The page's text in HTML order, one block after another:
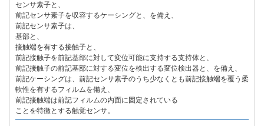
センサ素子と、
前記センサ素子を収容するケーシングと、を備え、
前記センサ素子は、
基部と、
接触端を有する接触子と、
前記接触子を前記基部に対して変位可能に支持する支持体と、
前記接触子の前記基部に対する変位を検出する変位検出器と、を備え、
前記ケーシングは、前記センサ素子のうち少なくとも前記接触端を覆う柔
軟性を有するフィルムを備え、
前記接触端は前記フィルムの内面に固定されている
ことを特徴とする触覚センサ。